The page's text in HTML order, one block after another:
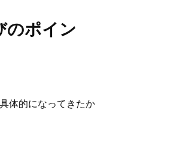
のポイン
体的になってきたか